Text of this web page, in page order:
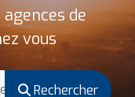
de
vous
Rechercher